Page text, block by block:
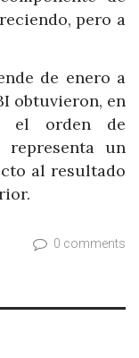
pero a
de enero a
obtuvieron, en
el orden de
representa un
al resultado
0 comments